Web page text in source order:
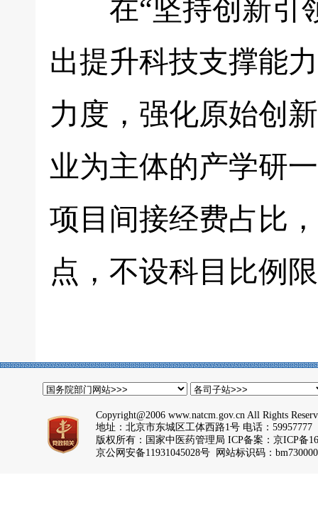
在“坚持创新引领
出提升科技支撑能
力度，强化原始创
业为主体的产学研
项目间接经费占比
点，不设科目比例
Copyright@2006 www.natcm.gov.cn All Rights
地址：北京市东城区工体西路1号 电话：59957777
版权所有：国家中医药管理局 ICP备案： 京ICP备
京公网安备11931045028号 网站标识码：